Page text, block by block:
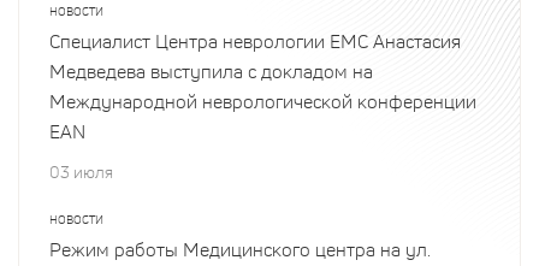
НОВОСТИ
Специалист Центра неврологии EMC Анастасия
Медведева выступила с докладом на
Международной неврологической конференции
EAN
03 июля
НОВОСТИ
Режим работы Медицинского центра на ул.